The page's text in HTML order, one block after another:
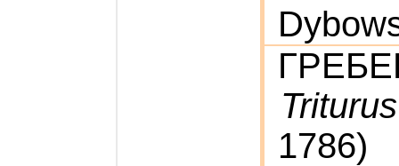
1786)